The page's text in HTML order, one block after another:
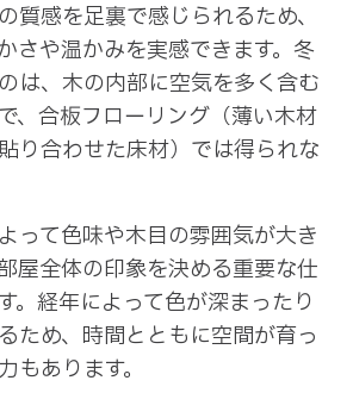
質感を足裏で感じられるため、
さや温かみを実感できます。冬
は、木の内部に空気を多く含む
、合板フローリング（薄い木材
り合わせた床材）では得られな
って色味や木目の雰囲気が大き
屋全体の印象を決める重要な仕
。経年によって色が深まったり
ため、時間とともに空間が育っ
もあります。